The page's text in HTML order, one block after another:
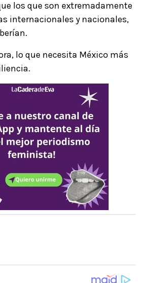
los que son extremadamente
internacionales y nacionales,
lo que necesita México más